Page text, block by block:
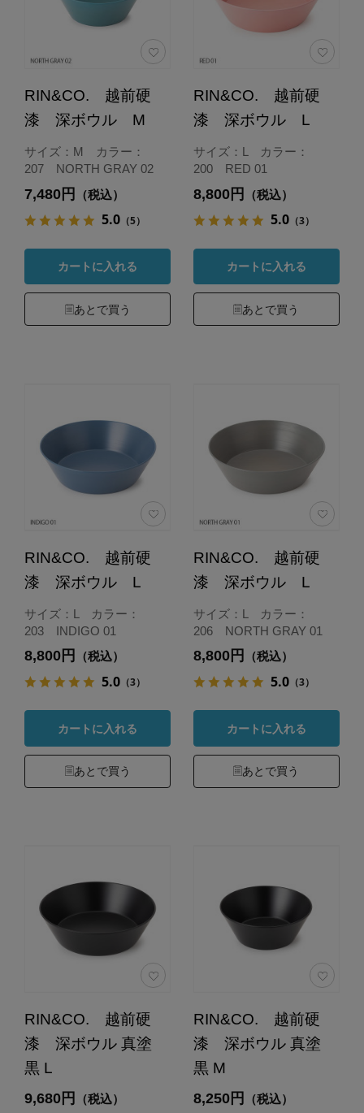
RIN&CO. 越前硬
漆 深ボウル M
サイズ：M カラー：
207 NORTH GRAY 02
7,480円 （税込）
5.0（5）
カートに入れる
あとで買う
RIN&CO. 越前硬
漆 深ボウル L
サイズ：L カラー：
200 RED 01
8,800円 （税込）
5.0（3）
カートに入れる
あとで買う
RIN&CO. 越前硬
漆 深ボウル L
サイズ：L カラー：
203 INDIGO 01
8,800円 （税込）
5.0（3）
カートに入れる
あとで買う
RIN&CO. 越前硬
漆 深ボウル L
サイズ：L カラー：
206 NORTH GRAY 01
8,800円 （税込）
5.0（3）
カートに入れる
あとで買う
RIN&CO. 越前硬
漆 深ボウル 真塗
黒 L
9,680円 （税込）
RIN&CO. 越前硬
漆 深ボウル 真塗
黒 M
8,250円 （税込）